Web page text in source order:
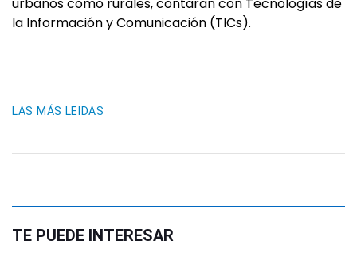
la Información y Comunicación (TICs).
LAS MÁS LEIDAS
TE PUEDE INTERESAR